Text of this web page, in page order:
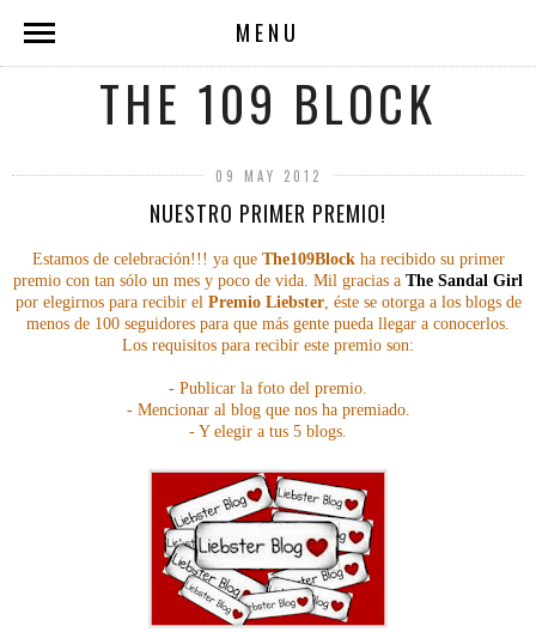
MENU
THE 109 BLOCK
09 MAY 2012
NUESTRO PRIMER PREMIO!
Estamos de celebración!!! ya que The109Blockha recibido su primer
premio con tan sólo un mes y poco de vida. Mil gracias a The Sandal Girl
por elegirnos para recibir el Premio Liebster, éste se otorga a los blogs de
menos de 100 seguidores para que más gente pueda llegar a conocerlos.
Los requisitos para recibir este premio son:
- Publicar la foto del premio.
- Mencionar al blog que nos ha premiado.
- Y elegir a tus 5 blogs.